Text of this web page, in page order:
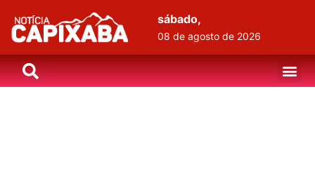
sábado,
08 de agosto de 2026